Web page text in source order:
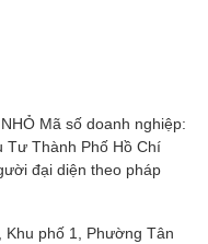
Mã số doanh nghiệp:
Tư Thành Phố Hồ Chí
đại diện theo pháp
phố 1, Phường Tân